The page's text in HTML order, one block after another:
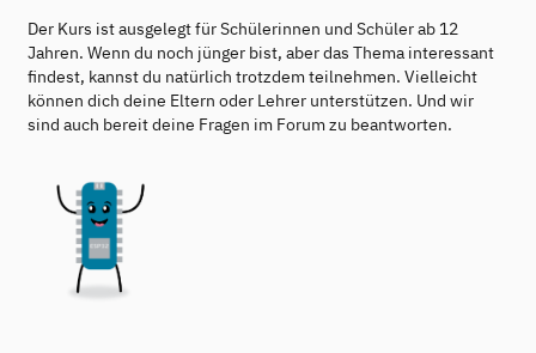
Der Kurs ist ausgelegt für Schülerinnen und Schüler ab 12
Jahren. Wenn du noch jünger bist, aber das Thema interessant
findest, kannst du natürlich trotzdem teilnehmen. Vielleicht
können dich deine Eltern oder Lehrer unterstützen. Und wir
sind auch bereit deine Fragen im Forum zu beantworten.